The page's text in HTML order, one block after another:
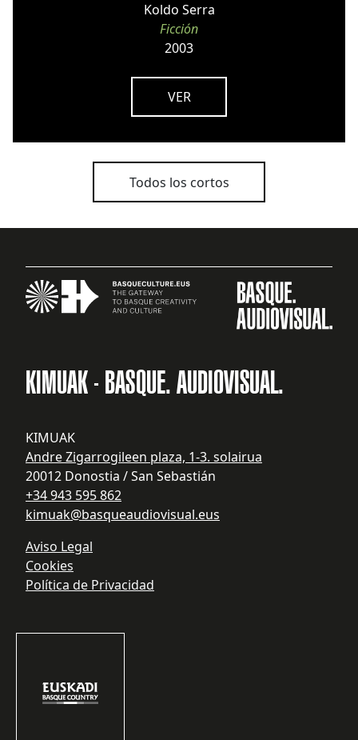
Koldo Serra
Ficción
2003
VER
Todos los cortos
KIMUAK - BASQUE. AUDIOVISUAL.
KIMUAK
Andre Zigarrogileen plaza, 1-3. solairua
20012 Donostia / San Sebastián
+34 943 595 862
kimuak@basqueaudiovisual.eus
Aviso Legal
Cookies
Política de Privacidad